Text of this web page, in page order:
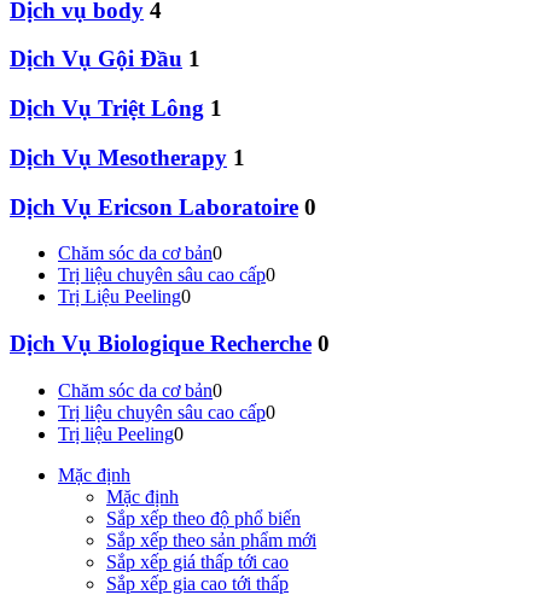
Dịch vụ body 4
Dịch Vụ Gội Đầu 1
Dịch Vụ Triệt Lông 1
Dịch Vụ Mesotherapy 1
Dịch Vụ Ericson Laboratoire 0
Chăm sóc da cơ bản0
Trị liệu chuyên sâu cao cấp0
Trị Liệu Peeling0
Dịch Vụ Biologique Recherche 0
Chăm sóc da cơ bản0
Trị liệu chuyên sâu cao cấp0
Trị liệu Peeling0
Mặc định
Mặc định
Sắp xếp theo độ phổ biến
Sắp xếp theo sản phẩm mới
Sắp xếp giá thấp tới cao
Sắp xếp gia cao tới thấp